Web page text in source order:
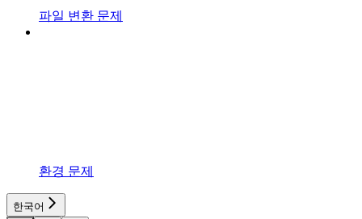
파일 변환 문제
환경 문제
한국어